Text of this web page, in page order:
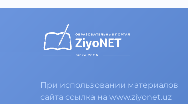
При использовании материалов
сайта ссылка на www.ziyonet.uz